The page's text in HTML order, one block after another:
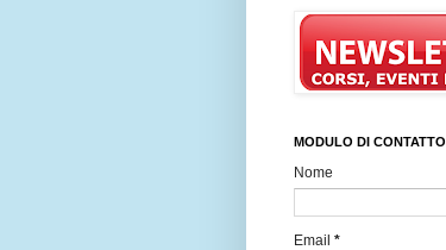
MODULO DI CONTATTO
Nome
Email *